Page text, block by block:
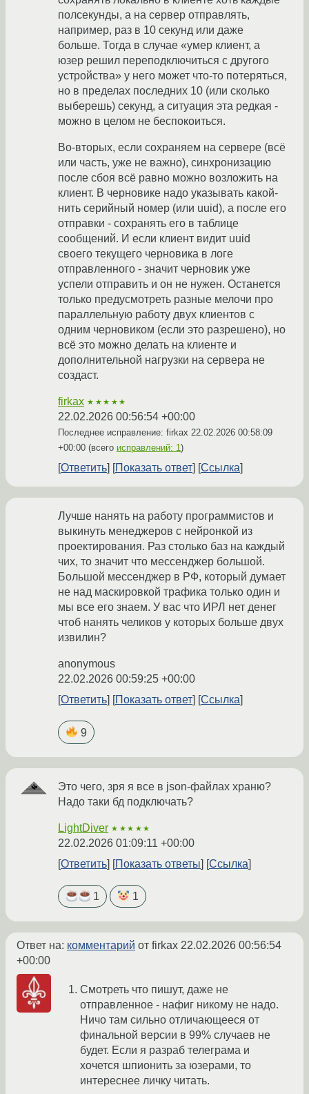
полсекунды, а на сервер отправлять,
например, раз в 10 секунд или даже
больше. Тогда в случае «умер клиент, а
юзер решил переподключиться с другого
устройства» у него может что-то потеряться,
но в пределах последних 10 (или сколько
выберешь) секунд, а ситуация эта редкая -
можно в целом не беспокоиться.
Во-вторых, если сохраняем на сервере (всё
или часть, уже не важно), синхронизацию
после сбоя всё равно можно возложить на
клиент. В черновике надо указывать какой-
нить серийный номер (или uuid), а после его
отправки - сохранять его в таблице
сообщений. И если клиент видит uuid
своего текущего черновика в логе
отправленного - значит черновик уже
успели отправить и он не нужен. Останется
только предусмотреть разные мелочи про
параллельную работу двух клиентов с
одним черновиком (если это разрешено), но
всё это можно делать на клиенте и
дополнительной нагрузки на сервера не
создаст.
firkax ★★★★★
22.02.2026 00:56:54 +00:00
Последнее исправление: firkax 22.02.2026 00:58:09
+00:00 (всего исправлений: 1)
Ответить Показать ответ Ссылка
Лучше нанять на работу программистов и
выкинуть менеджеров с нейронкой из
проектирования. Раз столько баз на каждый
чих, то значит что мессенджер большой.
Большой мессенджер в РФ, который думает
не над маскировкой трафика только один и
мы все его знаем. У вас что ИРЛ нет денег
чтоб нанять челиков у которых больше двух
извилин?
anonymous
22.02.2026 00:59:25 +00:00
Ответить
Показать ответ Ссылка
9
Это чего, зря я все в json-файлах храню?
Надо таки бд подключать?
LightDiver ★★★★★
22.02.2026 01:09:11 +00:00
Ответить
Показать ответы Ссылка
1 1
Ответ на: комментарий от firkax 22.02.2026 00:56:54
+00:00
Смотреть что пишут, даже не
отправленное - нафиг никому не надо.
Ничо там сильно отличающееся от
финальной версии в 99% случаев не
будет. Если я разраб телеграма и
хочется шпионить за юзерами, то
интереснее личку читать.